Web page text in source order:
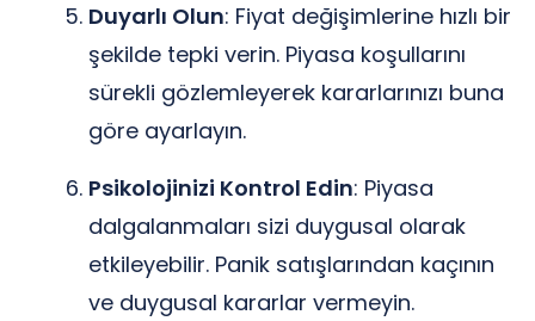
Duyarlı Olun: Fiyat değişimlerine hızlı bir
şekilde tepki verin. Piyasa koşullarını
sürekli gözlemleyerek kararlarınızı buna
göre ayarlayın.
Psikolojinizi Kontrol Edin: Piyasa
dalgalanmaları sizi duygusal olarak
etkileyebilir. Panik satışlarından kaçının
ve duygusal kararlar vermeyin.